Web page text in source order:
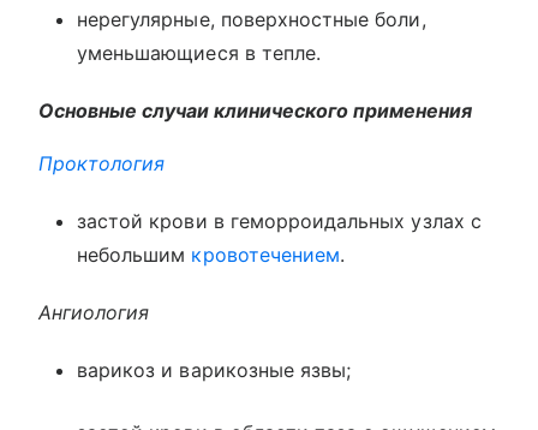
нерегулярные, поверхностные боли,
уменьшающиеся в тепле.
Основные случаи клинического применения
Проктология
застой крови в геморроидальных узлах с
небольшим кровотечением.
Ангиология
варикоз и варикозные язвы;